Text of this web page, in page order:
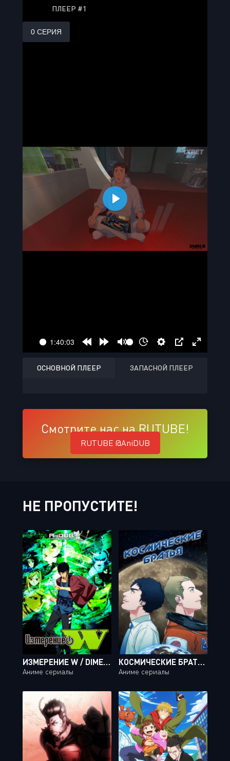
ПЛЕЕР #1
ОСНОВНОЙ ПЛЕЕР ЗАПАСНОЙ ПЛЕЕР
Смотрите нас на RUTUBE!
RUTUBE @AniDUB
НЕ ПРОПУСТИТЕ!
ИЗМЕРЕНИЕ W / DIMENSION W [12 ИЗ 12]
Аниме сериалы
КОСМИЧЕСКИЕ БРАТЬЯ / UCHUU KYOUDAI [45 ИЗ 99]
Аниме сериалы